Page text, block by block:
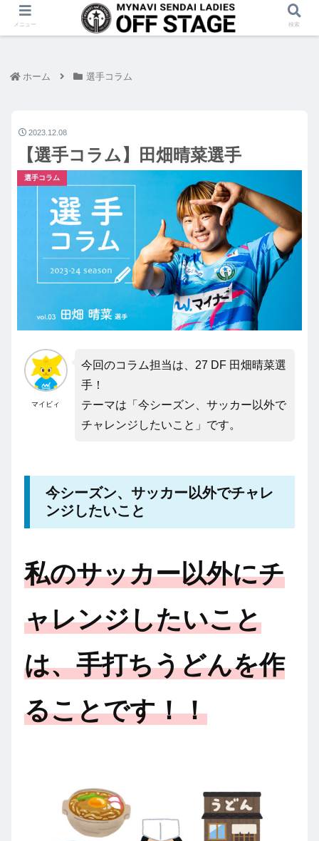
ホーム 選手コラム
【選手コラム】田畑晴菜選手
選手コラム
2023.12.08
マイビィ
今回のコラム担当は、27 DF 田畑晴菜選
手！
テーマは「今シーズン、サッカー以外で
チャレンジしたいこと」です。
今シーズン、サッカー以外でチャレ
ンジしたいこと
私のサッカー以外にチ
ャレンジしたいこと
は、手打ちうどんを作
ることです！！
メニュー 検索